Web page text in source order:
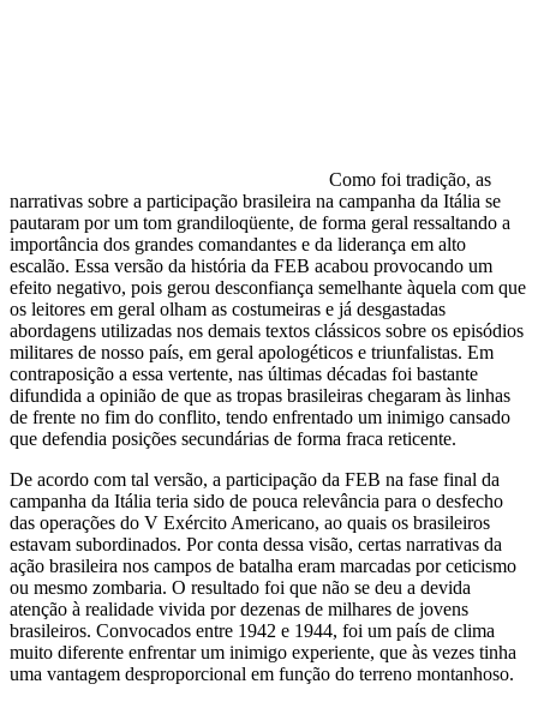
Como foi tradição, as
narrativas sobre a participação brasileira na campanha da Itália se
pautaram por um tom grandiloqüente, de forma geral ressaltando a
importância dos grandes comandantes e da liderança em alto
escalão. Essa versão da história da FEB acabou provocando um
efeito negativo, pois gerou desconfiança semelhante àquela com que
os leitores em geral olham as costumeiras e já desgastadas
abordagens utilizadas nos demais textos clássicos sobre os episódios
militares de nosso país, em geral apologéticos e triunfalistas. Em
contraposição a essa vertente, nas últimas décadas foi bastante
difundida a opinião de que as tropas brasileiras chegaram às linhas
de frente no fim do conflito, tendo enfrentado um inimigo cansado
que defendia posições secundárias de forma fraca reticente.
De acordo com tal versão, a participação da FEB na fase final da
campanha da Itália teria sido de pouca relevância para o desfecho
das operações do V Exército Americano, ao quais os brasileiros
estavam subordinados. Por conta dessa visão, certas narrativas da
ação brasileira nos campos de batalha eram marcadas por ceticismo
ou mesmo zombaria. O resultado foi que não se deu a devida
atenção à realidade vivida por dezenas de milhares de jovens
brasileiros. Convocados entre 1942 e 1944, foi um país de clima
muito diferente enfrentar um inimigo experiente, que às vezes tinha
uma vantagem desproporcional em função do terreno montanhoso.